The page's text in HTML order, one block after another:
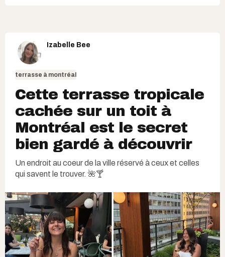
Izabelle Bee
terrasse à montréal
Cette terrasse tropicale
cachée sur un toit à
Montréal est le secret
bien gardé à découvrir
Un endroit au coeur de la ville réservé à ceux et celles
qui savent le trouver. 🌺🍸